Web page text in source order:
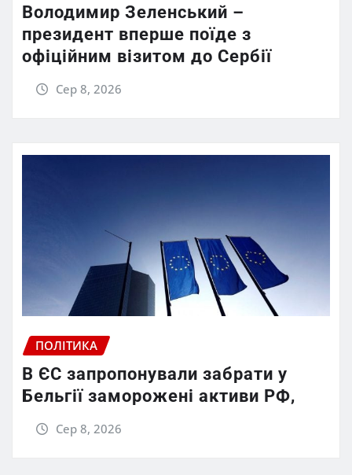
Володимир Зеленський –
президент вперше поїде з
офіційним візитом до Сербії
Сер 8, 2026
ПОЛІТИКА
В ЄС запропонували забрати у
Бельгії заморожені активи РФ,
Сер 8, 2026